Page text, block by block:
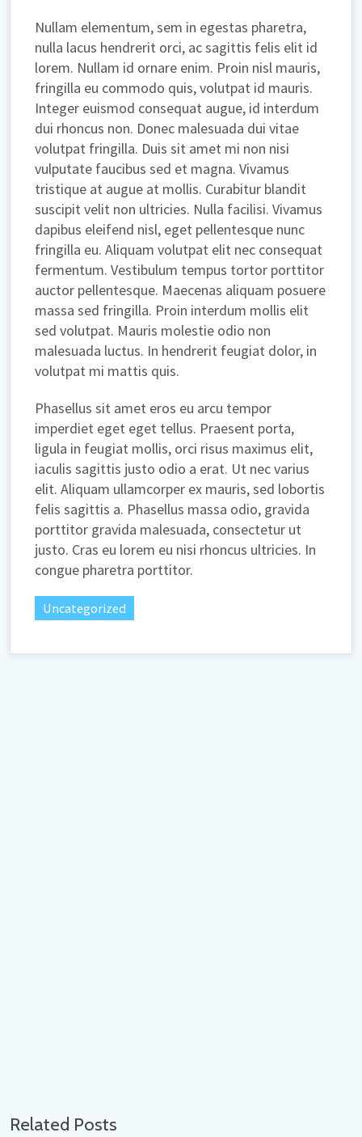
Nullam elementum, sem in egestas pharetra,
nulla lacus hendrerit orci, ac sagittis felis elit id
lorem. Nullam id ornare enim. Proin nisl mauris,
fringilla eu commodo quis, volutpat id mauris.
Integer euismod consequat augue, id interdum
dui rhoncus non. Donec malesuada dui vitae
volutpat fringilla. Duis sit amet mi non nisi
vulputate faucibus sed et magna. Vivamus
tristique at augue at mollis. Curabitur blandit
suscipit velit non ultricies. Nulla facilisi. Vivamus
dapibus eleifend nisl, eget pellentesque nunc
fringilla eu. Aliquam volutpat elit nec consequat
fermentum. Vestibulum tempus tortor porttitor
auctor pellentesque. Maecenas aliquam posuere
massa sed fringilla. Proin interdum mollis elit
sed volutpat. Mauris molestie odio non
malesuada luctus. In hendrerit feugiat dolor, in
volutpat mi mattis quis.
Phasellus sit amet eros eu arcu tempor
imperdiet eget eget tellus. Praesent porta,
ligula in feugiat mollis, orci risus maximus elit,
iaculis sagittis justo odio a erat. Ut nec varius
elit. Aliquam ullamcorper ex mauris, sed lobortis
felis sagittis a. Phasellus massa odio, gravida
porttitor gravida malesuada, consectetur ut
justo. Cras eu lorem eu nisi rhoncus ultricies. In
congue pharetra porttitor.
Uncategorized
Related Posts